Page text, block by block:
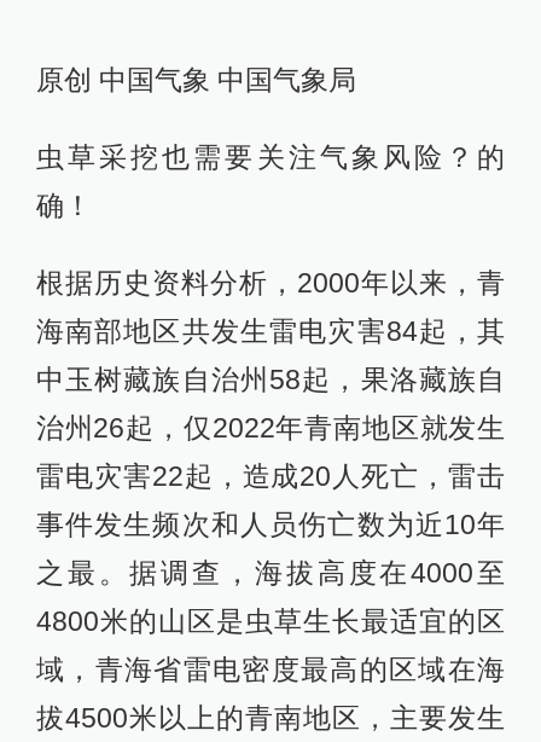
原创 中国气象 中国气象局
虫草采挖也需要关注气象风险？的
确！
根据历史资料分析，2000年以来，青
海南部地区共发生雷电灾害84起，其
中玉树藏族自治州58起，果洛藏族自
治州26起，仅2022年青南地区就发生
雷电灾害22起，造成20人死亡，雷击
事件发生频次和人员伤亡数为近10年
之最。据调查，海拔高度在4000至
4800米的山区是虫草生长最适宜的区
域，青海省雷电密度最高的区域在海
拔4500米以上的青南地区，主要发生